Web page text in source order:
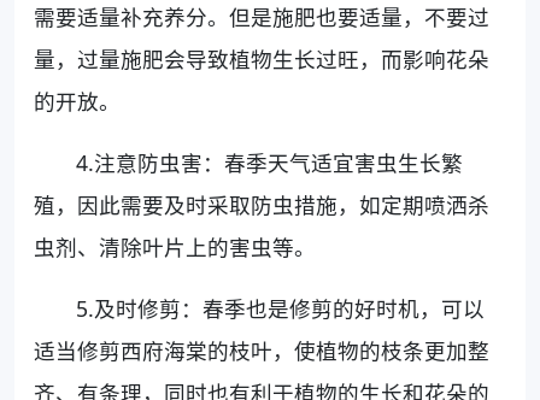
需要适量补充养分。但是施肥也要适量，不要过
量，过量施肥会导致植物生长过旺，而影响花朵
的开放。
4.注意防虫害：春季天气适宜害虫生长繁
殖，因此需要及时采取防虫措施，如定期喷洒杀
虫剂、清除叶片上的害虫等。
5.及时修剪：春季也是修剪的好时机，可以
适当修剪西府海棠的枝叶，使植物的枝条更加整
齐、有条理，同时也有利于植物的生长和花朵的